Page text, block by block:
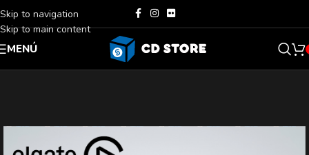
Skip to navigation
Skip to main content
MENÚ